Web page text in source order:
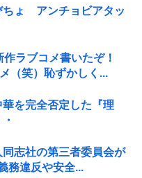
ちょ アンチョビアタッ
ラブコメ書いたぞ！
（笑）恥ずかしく...
華を完全否定した『理
志社の第三者委員会が
務違反や安全...